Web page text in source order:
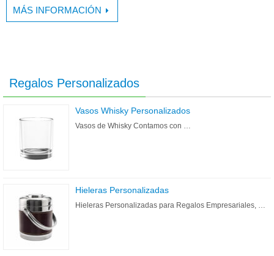
MÁS INFORMACIÓN
Regalos Personalizados
Vasos Whisky Personalizados
Vasos de Whisky Contamos con …
Hieleras Personalizadas
Hieleras Personalizadas para Regalos Empresariales, …